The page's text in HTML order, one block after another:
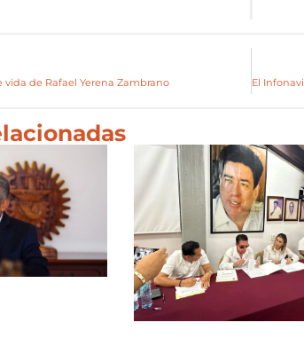
vida de Rafael Yerena Zambrano